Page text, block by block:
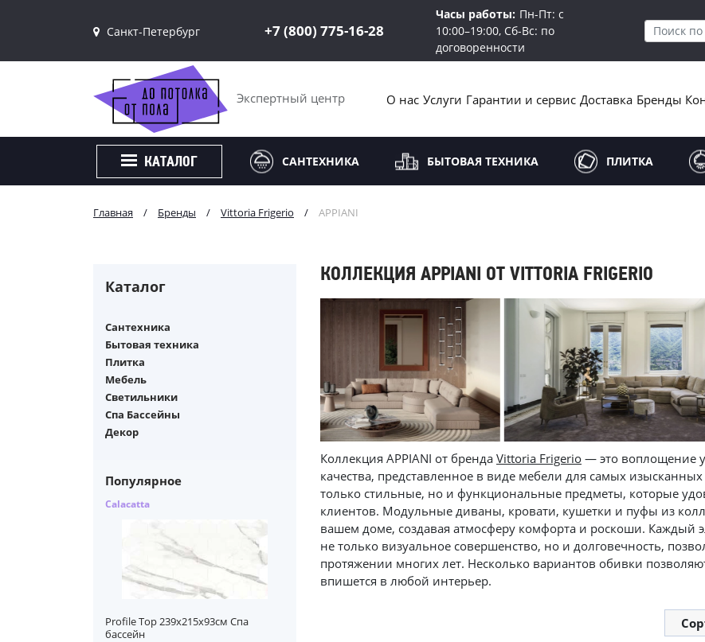
Санкт-Петербург
+7 (800) 775-16-28
Часы работы: Пн-Пт: с
10:00–19:00, Сб-Вс: по
договоренности
Экспертный центр О нас Услуги Гарантии и сервис Доставка Бренды
КАТАЛОГ САНТЕХНИКА БЫТОВАЯ ТЕХНИКА ПЛИТКА
Главная / Бренды / Vittoria Frigerio / APPIANI
Каталог
Сантехника
Бытовая техника
Плитка
Мебель
Светильники
Спа Бассейны
Декор
Популярное
Calacatta
Profile Top 239х215х93см Спа
бассейн
КОЛЛЕКЦИЯ APPIANI ОТ VITTORIA FRIGERIO
Коллекция APPIANI от бренда Vittoria Frigerio — это воплощение
качества, представленное в виде мебели для самых
только стильные, но и функциональные предметы, которые
клиентов. Модульные диваны, кровати, кушетки и пуфы из
вашем доме, создавая атмосферу комфорта и роскоши. Каждый
не только визуальное совершенство, но и долговечность,
протяжении многих лет. Несколько вариантов обивки
впишется в любой интерьер.